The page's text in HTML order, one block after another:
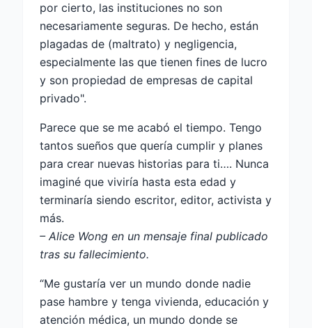
por cierto, las instituciones no son
necesariamente seguras. De hecho, están
plagadas de (maltrato) y negligencia,
especialmente las que tienen fines de lucro
y son propiedad de empresas de capital
privado".
Parece que se me acabó el tiempo. Tengo
tantos sueños que quería cumplir y planes
para crear nuevas historias para ti…. Nunca
imaginé que viviría hasta esta edad y
terminaría siendo escritor, editor, activista y
más.
– Alice Wong en un mensaje final publicado
tras su fallecimiento.
“Me gustaría ver un mundo donde nadie
pase hambre y tenga vivienda, educación y
atención médica, un mundo donde se